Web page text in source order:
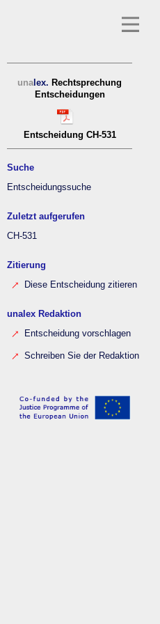
una lex. Rechtsprechung
Entscheidungen
Entscheidung CH-531
Suche
Entscheidungssuche
Zuletzt aufgerufen
CH-531
Zitierung
Diese Entscheidung zitieren
unalex Redaktion
Entscheidung vorschlagen
Schreiben Sie der Redaktion